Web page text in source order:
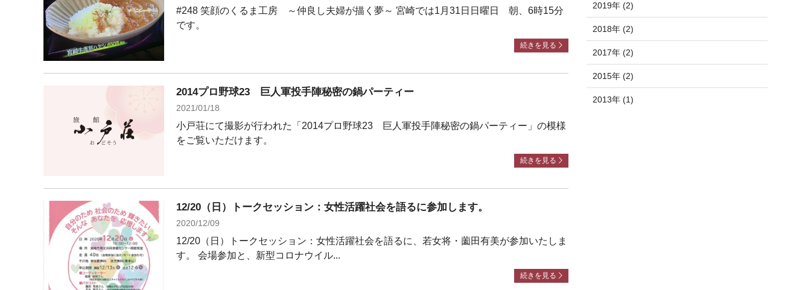
#248 笑顔のくるま工房 ～仲良し夫婦が描く夢～ 宮崎では1月31日日曜日 朝、6時15分
です。
続きを見る
2014プロ野球23 巨人軍投手陣秘密の鍋パーティー
2021/01/18
小戸荘にて撮影が行われた「2014プロ野球23 巨人軍投手陣秘密の鍋パーティー」の模様
をご覧いただけます。
続きを見る
12/20（日）トークセッション：女性活躍社会を語るに参加します。
2020/12/09
12/20（日）トークセッション：女性活躍社会を語るに、若女将・薗田有美が参加いたしま
す。 会場参加と、新型コロナウイル...
続きを見る
2019年 (2)
2018年 (2)
2017年 (2)
2015年 (2)
2013年 (1)